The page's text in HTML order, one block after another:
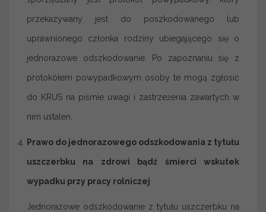
przekazywany jest do poszkodowanego lub
uprawnionego członka rodziny ubiegającego się o
jednorazowe odszkodowanie. Po zapoznaniu się z
protokółem powypadkowym osoby te mogą zgłosić
do KRUS na piśmie uwagi i zastrzeżenia zawartych w
nim ustaleń.
Prawo do jednorazowego odszkodowania z tytułu
uszczerbku na zdrowi bądź śmierci wskutek
wypadku przy pracy rolniczej
Jednorazowe odszkodowanie z tytułu uszczerbku na